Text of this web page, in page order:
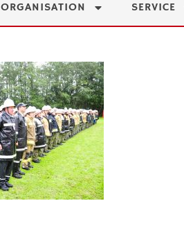
ORGANISATION SERVICE